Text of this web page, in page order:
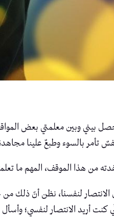
بيني وبين معلمتي بعض
تأمر بالسوء وطبعٌ علينا
من هذا الموقف، المهم ما
لنفسنا، نظن أنّ ذلك
كنت أريد الانتصار لنفسي؛ وأسأل